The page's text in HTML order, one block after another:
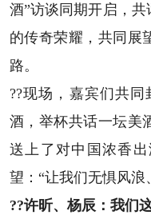
酒”访谈同期开启，
的传奇荣耀，共同展
路。
??现场，嘉宾们共同
酒，举杯共话一坛美
送上了对中国浓香
望：“让我们无惧风浪
??许昕、杨辰：我们